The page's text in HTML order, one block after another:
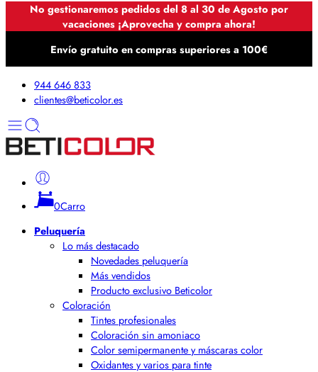
No gestionaremos pedidos del 8 al 30 de Agosto por
vacaciones ¡Aprovecha y compra ahora!
Envío gratuito en compras superiores a 100€
944 646 833
clientes@beticolor.es
0Carro
Peluquería
Lo más destacado
Novedades peluquería
Más vendidos
Producto exclusivo Beticolor
Coloración
Tintes profesionales
Coloración sin amoniaco
Color semipermanente y máscaras color
Oxidantes y varios para tinte